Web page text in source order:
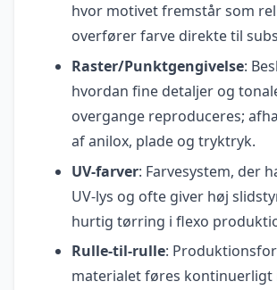
hvor motivet fremstår som
overfører farve direkte til
Raster/Punktgengivelse:
hvordan fine detaljer og
overgange reproduceres;
af anilox, plade og tryktryk.
UV-farver: Farvesystem, der
UV-lys og ofte giver høj
hurtig tørring i flexo
Rulle-til-rulle:
materialet føres kontinuerligt